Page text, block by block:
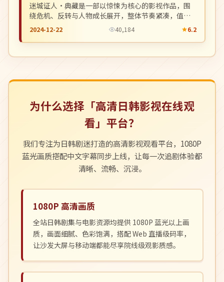
迷城证人·典藏是一部以惊悚为核心的影视作品，围
绕危机、反转与人物成长展开，整体节奏紧凑，值得
推荐观看。
2024-12-22 40,184 6.2
为什么选择「高清日韩影视在线观
看」平台？
我们专注为日韩剧迷打造的高清影视观看平台，1080P
蓝光画质搭配中文字幕同步上线，让每一次追剧体验都
清晰、流畅、沉浸。
1080P 高清画质
全站日韩剧集与电影资源均提供 1080P 蓝光以上画
质，画面细腻、色彩饱满，搭配 Web 直播级码率，
让沙发大屏与移动端都能尽享院线级观影质感。